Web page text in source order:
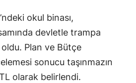
okul binası,
devletle trampa
Plan ve Bütçe
sonucu taşınmazın
olarak belirlendi.